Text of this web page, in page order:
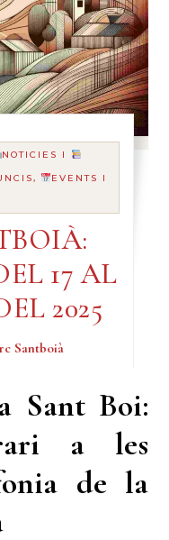
NOTICIES I
EVENTS I
17 AL
2025
Santboià
Sant Boi:
a les
de la